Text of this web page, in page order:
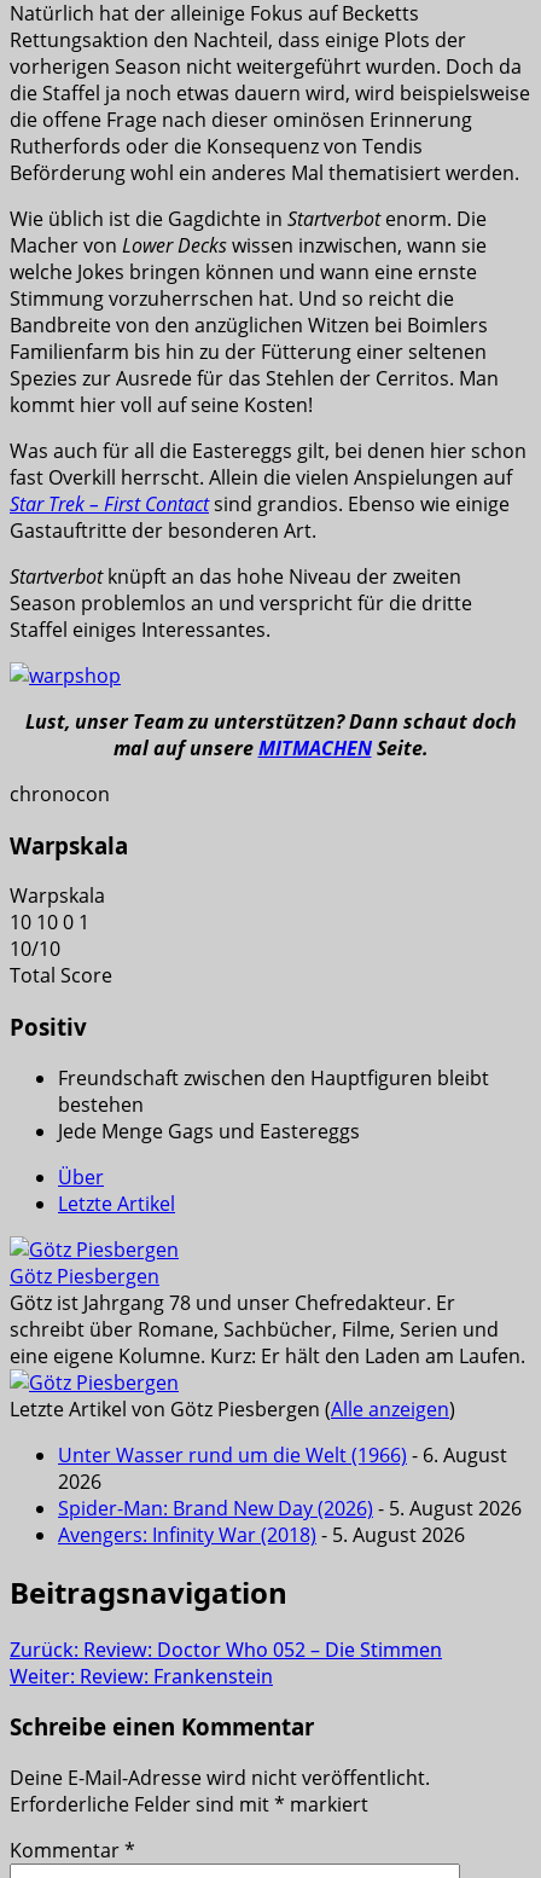
Natürlich hat der alleinige Fokus auf Becketts
Rettungsaktion den Nachteil, dass einige Plots der
vorherigen Season nicht weitergeführt wurden. Doch da
die Staffel ja noch etwas dauern wird, wird beispielsweise
die offene Frage nach dieser ominösen Erinnerung
Rutherfords oder die Konsequenz von Tendis
Beförderung wohl ein anderes Mal thematisiert werden.
Wie üblich ist die Gagdichte in Startverbotenorm. Die
Macher von Lower Deckswissen inzwischen, wann sie
welche Jokes bringen können und wann eine ernste
Stimmung vorzuherrschen hat. Und so reicht die
Bandbreite von den anzüglichen Witzen bei Boimlers
Familienfarm bis hin zu der Fütterung einer seltenen
Spezies zur Ausrede für das Stehlen der Cerritos. Man
kommt hier voll auf seine Kosten!
Was auch für all die Eastereggs gilt, bei denen hier schon
fast Overkill herrscht. Allein die vielen Anspielungen auf
Star Trek – First Contactsind grandios. Ebenso wie einige
Gastauftritte der besonderen Art.
Startverbotknüpft an das hohe Niveau der zweiten
Season problemlos an und verspricht für die dritte
Staffel einiges Interessantes.
Lust, unser Team zu unterstützen? Dann schaut doch
mal auf unsereMITMACHENSeite.
chronocon
Warpskala
Warpskala
10 100 1
10/10
Total Score
Positiv
Freundschaft zwischen den Hauptfiguren bleibt
bestehen
Jede Menge Gags und Eastereggs
Über
Letzte Artikel
Götz Piesbergen
Götz ist Jahrgang 78 und unser Chefredakteur. Er
schreibt über Romane, Sachbücher, Filme, Serien und
eine eigene Kolumne. Kurz: Er hält den Laden am Laufen.
Letzte Artikel von Götz Piesbergen (Alle anzeigen)
Unter Wasser rund um die Welt (1966) - 6. August
2026
Spider-Man: Brand New Day (2026) - 5. August 2026
Avengers: Infinity War (2018) - 5. August 2026
Beitragsnavigation
Zurück: Review: Doctor Who 052 – Die Stimmen
Weiter: Review: Frankenstein
Schreibe einen Kommentar
Deine E-Mail-Adresse wird nicht veröffentlicht.
Erforderliche Felder sind mit* markiert
Kommentar*